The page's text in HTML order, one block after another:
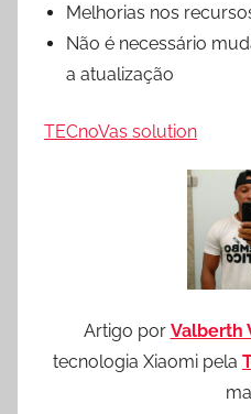
Melhorias nos
Não é necessário
a atualização
TECnoVas solution
Artigo por Valberth
tecnologia Xiaomi pela